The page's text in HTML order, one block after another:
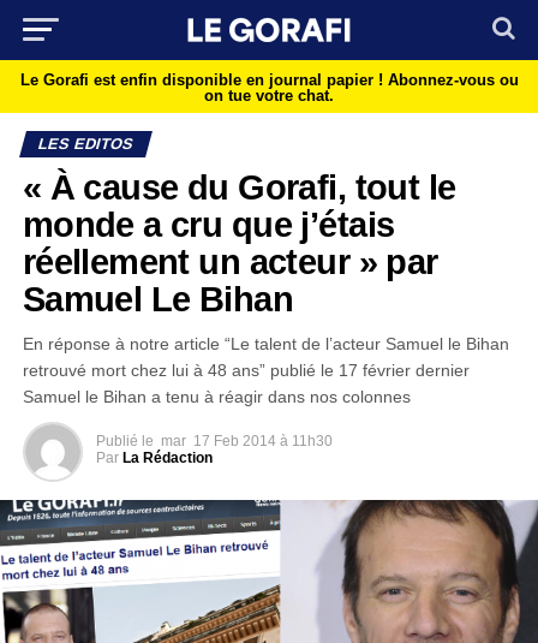
Le Gorafi est enfin disponible en journal papier ! Abonnez-vous ou
on tue votre chat.
LES EDITOS
« À cause du Gorafi, tout le
monde a cru que j’étais
réellement un acteur » par
Samuel Le Bihan
En réponse à notre article “Le talent de l’acteur Samuel le Bihan
retrouvé mort chez lui à 48 ans” publié le 17 février dernier
Samuel le Bihan a tenu à réagir dans nos colonnes
Publié le mar 17 Feb 2014 à 11h30
Par La Rédaction